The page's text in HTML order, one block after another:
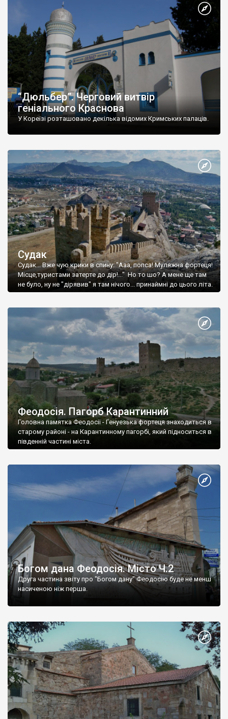
“Дюльбер”. Черговий витвір
геніального Краснова
У Кореїзі розташовано декілька відомих Кримських палаців.
Судак
Судак... Вже чую крики в спину: "Ааа, попса! Муляжна фортеця!
Місце,туристами затерте до дір!..." Но то шо? А мене ще там
не було, ну не "дірявив" я там нічого... принаймні до цього літа.
Феодосія. Пагорб Карантинний
Головна памятка Феодосії - Генуезька фортеця знаходиться в
старому районі - на Карантинному пагорбі, який підноситься в
південній частині міста.
Богом дана Феодосія. Місто Ч.2
Друга частина звіту про "Богом дану" Феодосію буде не менш
насиченою ніж перша.